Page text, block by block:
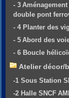
- 3
double pont
- 4 Planter des
- 5 Abord des
- 6 Boucle
Atelier décor/
-1 Sous Station
-2 Halle SNCF